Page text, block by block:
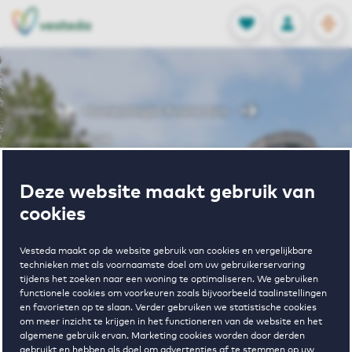
Deze website maakt gebruik van
cookies
Vesteda maakt op de website gebruik van cookies en vergelijkbare
technieken met als voornaamste doel om uw gebruikerservaring
tijdens het zoeken naar een woning te optimaliseren. We gebruiken
functionele cookies om voorkeuren zoals bijvoorbeeld taalinstellingen
en favorieten op te slaan. Verder gebruiken we statistische cookies
om meer inzicht te krijgen in het functioneren van de website en het
algemene gebruik ervan. Marketing cookies worden door derden
FAVORIETEN
Opgeslagen
INLOGGEN
NL
EN
Home
Julianapark MGW
Wonen in
Julianapark
MGW